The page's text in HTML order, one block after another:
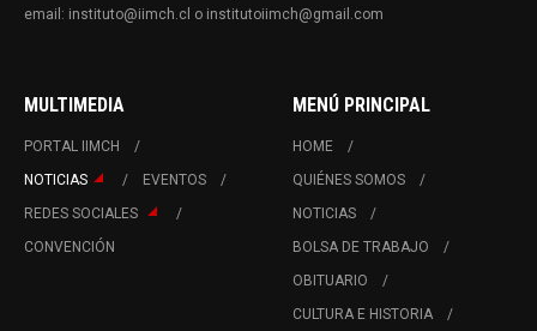
email: instituto@iimch.cl o institutoiimch@gmail.com
MULTIMEDIA
PORTAL IIMCH
NOTICIAS
EVENTOS
REDES SOCIALES
CONVENCIÓN
MENÚ PRINCIPAL
HOME
QUIÉNES SOMOS
NOTICIAS
BOLSA DE TRABAJO
OBITUARIO
CULTURA E HISTORIA